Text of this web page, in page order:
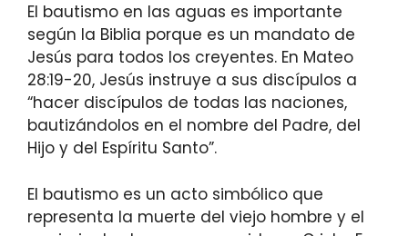
El bautismo en las aguas es importante
según la Biblia porque es un mandato de
Jesús para todos los creyentes. En Mateo
28:19-20, Jesús instruye a sus discípulos a
“hacer discípulos de todas las naciones,
bautizándolos en el nombre del Padre, del
Hijo y del Espíritu Santo”.
El bautismo es un acto simbólico que
representa la muerte del viejo hombre y el